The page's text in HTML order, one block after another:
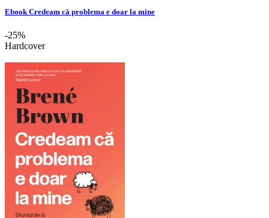
Ebook Credeam că problema e doar la mine
-25%
Hardcover